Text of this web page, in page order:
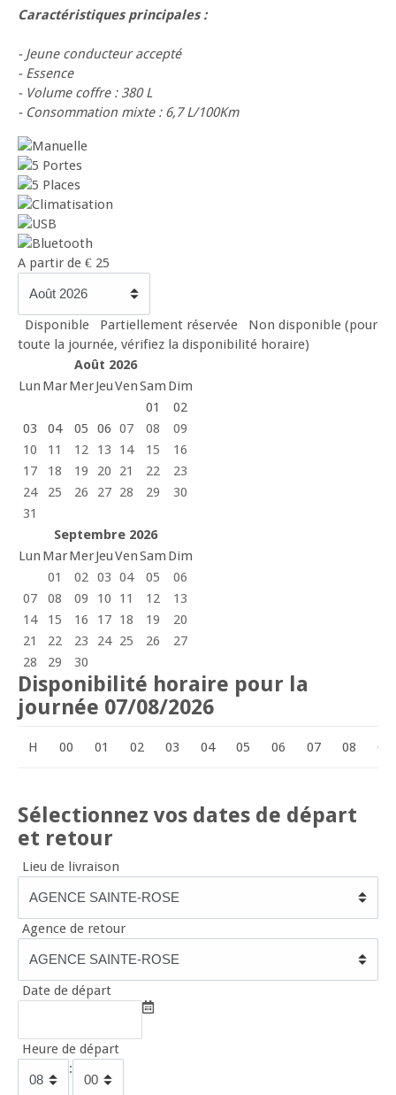
Caractéristiques principales :
- Jeune conducteur accepté
- Essence
- Volume coffre : 380 L
- Consommation mixte : 6,7 L/100Km
A partir de € 25
Disponible Partiellement réservée
Non disponible (pour
toute la journée, vérifiez la disponibilité horaire)
Août 2026
Lun MarMerJeuVenSam Dim
01
02
03
04 05 06 07 08
09
10
11 12 13 14 15
16
17
18 19 20 21 22
23
24
25 26 27 28 29
30
31
Septembre 2026
Lun MarMerJeuVenSam Dim
01
02 03 04 05
06
07
08 09 10 11 12
13
14
15 16 17 18 19
20
21
22 23 24 25 26
27
28
29 30
Disponibilité horaire pour la
journée 07/08/2026
H 00 01 02 03 04 05 06 07 08 09
Sélectionnez vos dates de départ
et retour
Lieu de livraison
Agence de retour
Date de départ
Heure de départ
: